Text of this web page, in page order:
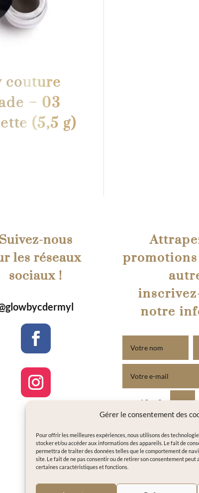
Gérer le consentement des
Pour offrir les meilleures expériences, nous utilisons des
stocker et/ou accéder aux informations des appareils. Le fait de
permettra de traiter des données telles que le comportement de
site. Le fait de ne pas consentir ou de retirer son consentement
certaines caractéristiques et fonctions.
couture
– 03
(5,5 g)
Suivez-nous
les réseaux
sociaux !
notre
10 + 3
A
l
e
r
n